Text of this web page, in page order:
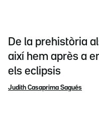
De la prehistòria
així hem après a
els eclipsis
Judith Casaprima Sagués